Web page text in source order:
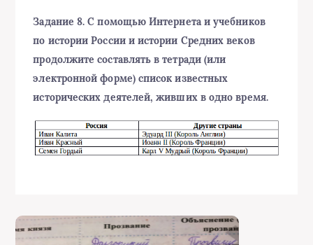
Задание 8. С помощью Интернета и учебников
по истории России и истории Средних веков
продолжите составлять в тетради (или
электронной форме) список известных
исторических деятелей, живших в одно время.